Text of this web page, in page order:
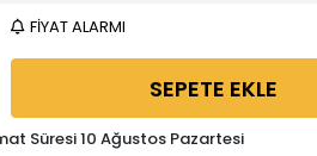
FİYAT ALARMI
SEPETE EKLE
Süresi 10 Ağustos Pazartesi